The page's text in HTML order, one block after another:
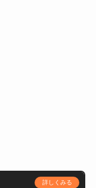
詳しくみる